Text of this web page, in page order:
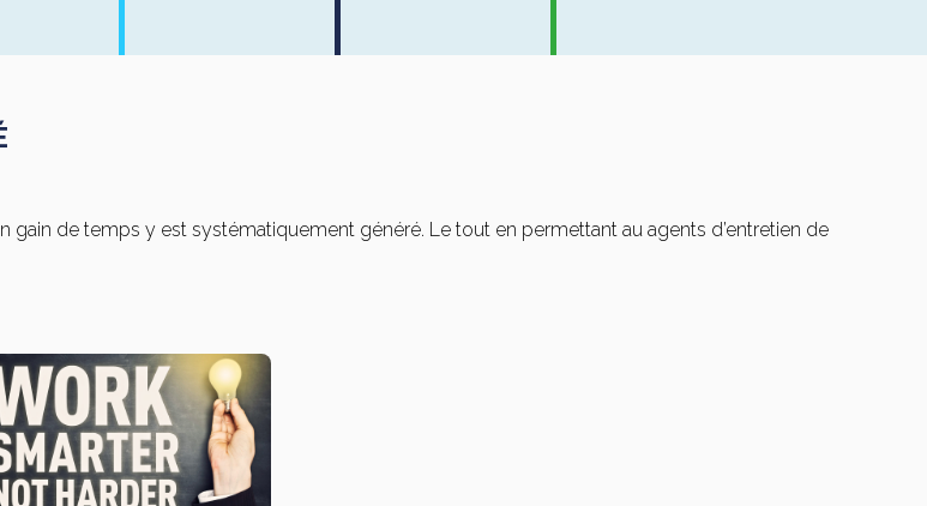
gain de temps y est systématiquement généré. Le tout en permettant au agents d’entretien de